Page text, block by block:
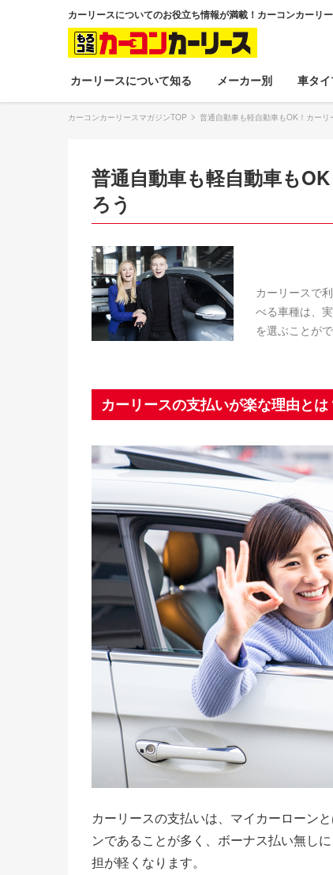
カーリースについてのお役立ち情報が満載！カーコンカーリ
カーリースについて知る メーカー別 車タ
カーコンカーリースマガジンTOP 普通自動車も軽自動車もOK！カー
普通自動車も軽自動車も
ろう
カーリースで
べる車種は、
を選ぶことが
カーリースの支払いが楽な理由とは
カーリースの支払いは、マイカーローン
ンであることが多く、ボーナス払い無し
担が軽くなります。